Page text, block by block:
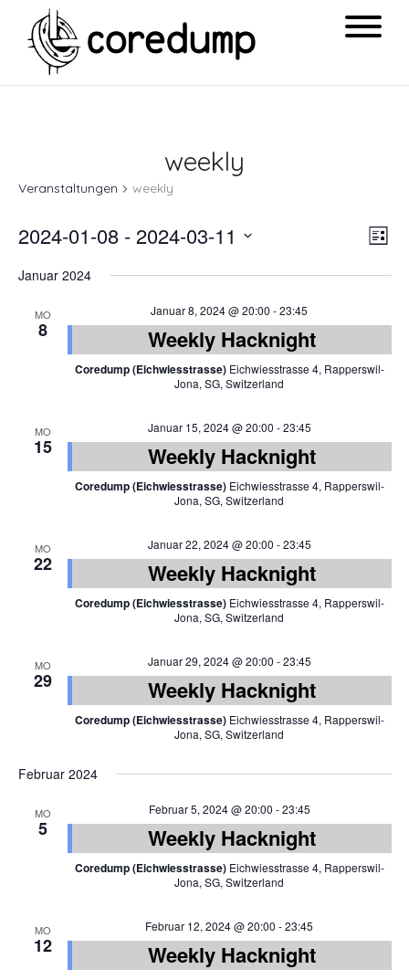
weekly
Veranstaltungen weekly
2024-01-08 - 2024-03-11
Januar 2024
MO
8
Januar 8, 2024 @ 20:00 -23:45
Weekly Hacknight
Coredump (Eichwiesstrasse) Eichwiesstrasse 4, Rapperswil-
Jona, SG, Switzerland
MO
15
Januar 15, 2024 @ 20:00 -23:45
Weekly Hacknight
Coredump (Eichwiesstrasse) Eichwiesstrasse 4, Rapperswil-
Jona, SG, Switzerland
MO
22
Januar 22, 2024 @ 20:00 -23:45
Weekly Hacknight
Coredump (Eichwiesstrasse) Eichwiesstrasse 4, Rapperswil-
Jona, SG, Switzerland
MO
29
Januar 29, 2024 @ 20:00 -23:45
Weekly Hacknight
Coredump (Eichwiesstrasse) Eichwiesstrasse 4, Rapperswil-
Jona, SG, Switzerland
Februar 2024
MO
5
Februar 5, 2024 @ 20:00 -23:45
Weekly Hacknight
Coredump (Eichwiesstrasse) Eichwiesstrasse 4, Rapperswil-
Jona, SG, Switzerland
MO
12
Februar 12, 2024 @ 20:00 -23:45
Weekly Hacknight